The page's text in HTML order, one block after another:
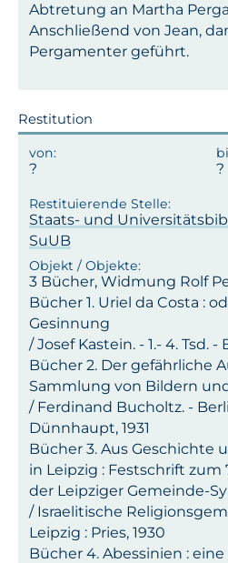
Abtretung an Martha
Anschließend von Jean,
Pergamenter geführt.
Restitution
Staats- und
SuUB
3 Bücher, Widmung Rolf
Bücher 1. Uriel da Costa :
Gesinnung
/ Josef Kastein. - 1.- 4. Tsd.
Bücher 2. Der gefährliche
Sammlung von Bildern
/ Ferdinand Bucholtz. -
Dünnhaupt, 1931
Bücher 3. Aus Geschichte
in Leipzig : Festschrift
der Leipziger Gemeinde-
/ Israelitische
Leipzig : Pries, 1930
Bücher 4. Abessinien :